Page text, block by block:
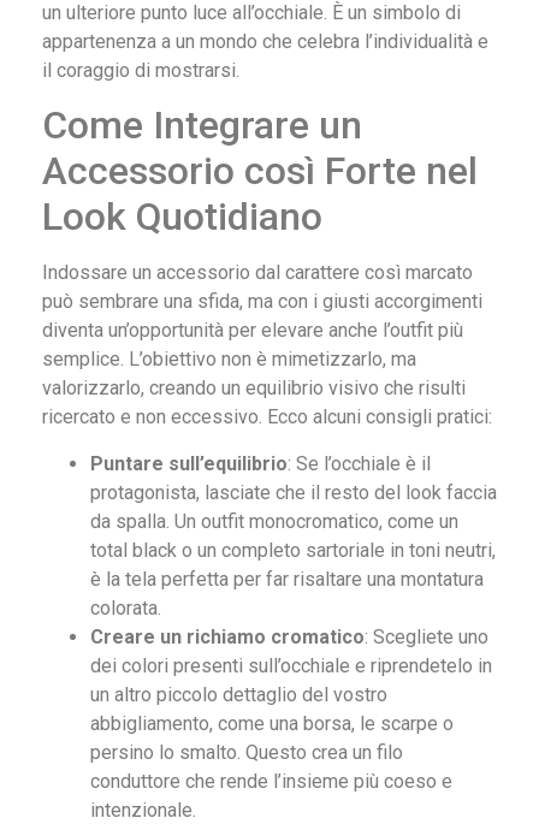
un ulteriore punto luce all’occhiale. È un simbolo di
appartenenza a un mondo che celebra l’individualità e
il coraggio di mostrarsi.
Come Integrare un
Accessorio così Forte nel
Look Quotidiano
Indossare un accessorio dal carattere così marcato
può sembrare una sfida, ma con i giusti accorgimenti
diventa un’opportunità per elevare anche l’outfit più
semplice. L’obiettivo non è mimetizzarlo, ma
valorizzarlo, creando un equilibrio visivo che risulti
ricercato e non eccessivo. Ecco alcuni consigli pratici:
Puntare sull’equilibrio: Se l’occhiale è il
protagonista, lasciate che il resto del look faccia
da spalla. Un outfit monocromatico, come un
total black o un completo sartoriale in toni neutri,
è la tela perfetta per far risaltare una montatura
colorata.
Creare un richiamo cromatico: Scegliete uno
dei colori presenti sull’occhiale e riprendetelo in
un altro piccolo dettaglio del vostro
abbigliamento, come una borsa, le scarpe o
persino lo smalto. Questo crea un filo
conduttore che rende l’insieme più coeso e
intenzionale.